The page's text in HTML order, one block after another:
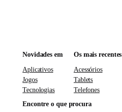
Novidades em
Aplicativos
Jogos
Tecnologias
Os mais recentes
Acessórios
Tablets
Telefones
Encontre o que procura